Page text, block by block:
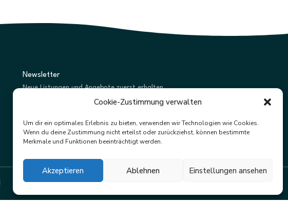
Cookie-Zustimmung verwalten
Um dir ein optimales Erlebnis zu bieten, verwenden wir Technologien wie Cookies.
Wenn du deine Zustimmung nicht erteilst oder zurückziehst, können bestimmte
Merkmale und Funktionen beeinträchtigt werden.
Akzeptieren Ablehnen Einstellungen ansehen
Newsletter
Neue Listungen und Angebote zuerst erhalten.
Abonnieren